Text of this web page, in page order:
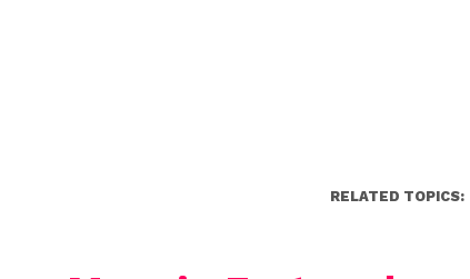
RELATED TOPICS: